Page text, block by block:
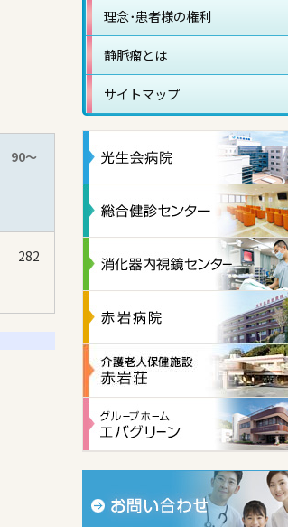
90～
282
理念･患者様の権利
静脈瘤とは
サイトマップ